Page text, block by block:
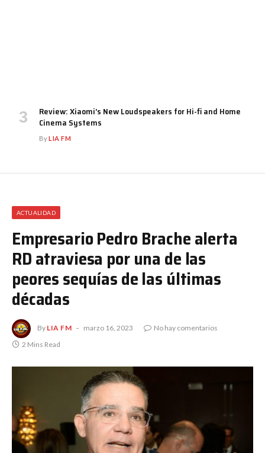
Review: Xiaomi’s New Loudspeakers for Hi-fi and Home
Cinema Systems
ByLIA FM
ACTUALIDAD
Empresario Pedro Brache alerta
RD atraviesa por una de las
peores sequías de las últimas
décadas
By LIA FM marzo 16, 2023
No hay comentarios
2 Mins Read